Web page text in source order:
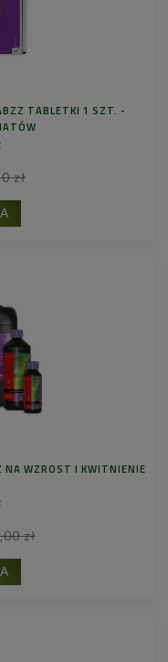
TABLETKI 1 SZT. -
zł
NA WZROST I KWITNIENIE
zł